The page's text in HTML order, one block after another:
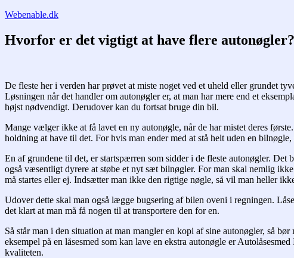
Fortsæt
indhold
Webenable.dk
Hvorfor er det vigtigt at have flere autonøgler?
De fleste her i verden har prøvet at miste noget ved et uheld eller grundet
Løsningen når det handler om autonøgler er, at man har mere end et
højst nødvendigt. Derudover kan du fortsat bruge din bil.
Mange vælger ikke at få lavet en ny autonøgle, når de har mistet deres
holdning at have til det. For hvis man ender med at stå helt uden en
En af grundene til det, er startspærren som sidder i de fleste autonøgler.
også væsentligt dyrere at støbe et nyt sæt bilnøgler. For man skal nemlig
må startes eller ej. Indsætter man ikke den rigtige nøgle, så vil man heller
Udover dette skal man også lægge bugsering af bilen oveni i regningen.
det klart at man må få nogen til at transportere den for en.
Så står man i den situation at man mangler en kopi af sine autonøgler, så
eksempel på en låsesmed som kan lave en ekstra autonøgle er
kvaliteten.